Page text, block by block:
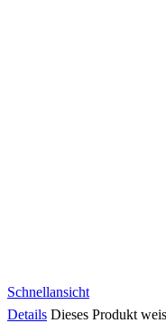
Schnellansicht
Details Dieses Produkt